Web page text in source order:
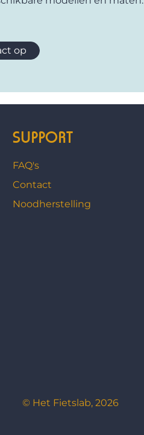
op
SUPPORT
FAQ's
Contact
Noodherstelling
© Het Fietslab, 2026